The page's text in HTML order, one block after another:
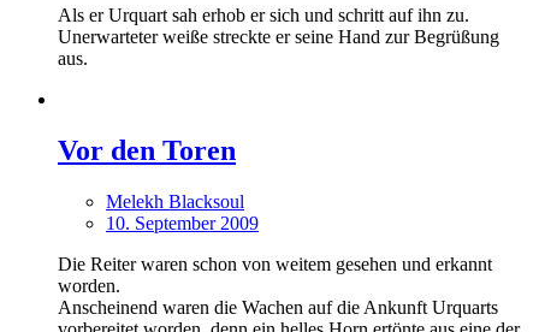
Als er Urquart sah erhob er sich und schritt auf ihn zu.
Unerwarteter weiße streckte er seine Hand zur Begrüßung
aus.
Vor den Toren
Melekh Blacksoul
10. September 2009
Die Reiter waren schon von weitem gesehen und erkannt
worden.
Anscheinend waren die Wachen auf die Ankunft Urquarts